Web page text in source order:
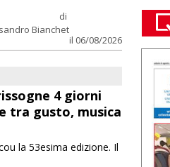
di
Bianchet
il 06/08/2026
4 giorni
tra gusto, musica
la 53esima edizione. Il